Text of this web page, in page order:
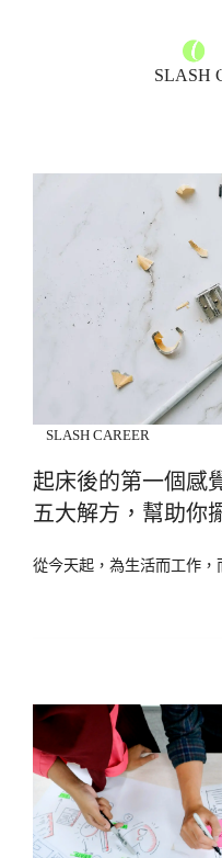
SLASH
SLASH CAREER
起床後的第一個感
五大解方，幫助你
從今天起，為生活而工作，